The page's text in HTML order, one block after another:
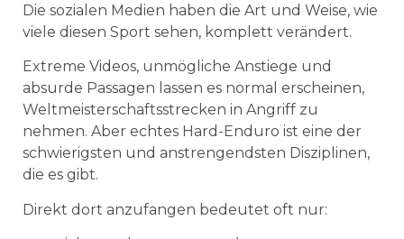
Die sozialen Medien haben die Art und Weise, wie
viele diesen Sport sehen, komplett verändert.
Extreme Videos, unmögliche Anstiege und
absurde Passagen lassen es normal erscheinen,
Weltmeisterschaftsstrecken in Angriff zu
nehmen. Aber echtes Hard-Enduro ist eine der
schwierigsten und anstrengendsten Disziplinen,
die es gibt.
Direkt dort anzufangen bedeutet oft nur: